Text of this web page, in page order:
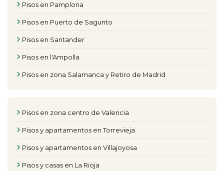
Pisos en Pamplona
Pisos en Puerto de Sagunto
Pisos en Santander
Pisos en l'Ampolla
Pisos en zona Salamanca y Retiro de Madrid
Pisos en zona centro de Valencia
Pisos y apartamentos en Torrevieja
Pisos y apartamentos en Villajoyosa
Pisos y casas en La Rioja